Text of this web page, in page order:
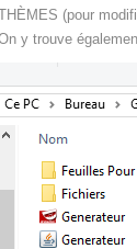
(pour
y trouve